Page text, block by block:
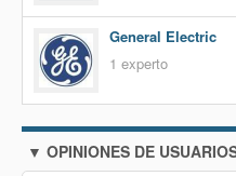
General Electric
1 experto
▼ OPINIONES DE